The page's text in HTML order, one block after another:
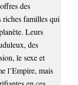
des
riches familles qui
Leurs
des
le sexe et
l’Empire, mais